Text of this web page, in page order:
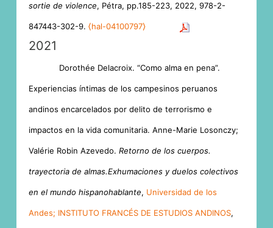
sortie de violence, Pétra, pp.185-223, 2022, 978-2-
847443-302-9. ⟨hal-04100797⟩
2021
Dorothée Delacroix. “Como alma en pena”.
Experiencias íntimas de los campesinos peruanos
andinos encarcelados por delito de terrorismo e
impactos en la vida comunitaria. Anne-Marie Losonczy;
Valérie Robin Azevedo. Retorno de los cuerpos.
trayectoria de almas.Exhumaciones y duelos colectivos
en el mundo hispanohablante, Universidad de los
Andes; INSTITUTO FRANCÉS DE ESTUDIOS ANDINOS,